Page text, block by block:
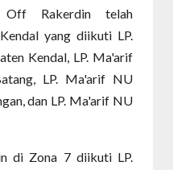
Rakerdin telah
yang diikuti LP.
Kendal, LP. Ma'arif
LP. Ma'arif NU
dan LP. Ma'arif NU
di Zona 7 diikuti LP.